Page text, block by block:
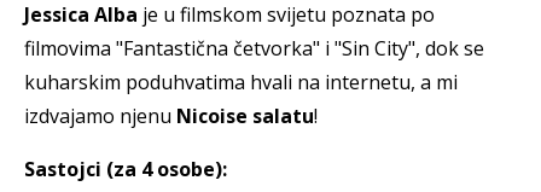
Jessica Alba je u filmskom svijetu poznata po
filmovima "Fantastična četvorka" i "Sin City", dok se
kuharskim poduhvatima hvali na internetu, a mi
izdvajamo njenu Nicoise salatu!
Sastojci (za 4 osobe):